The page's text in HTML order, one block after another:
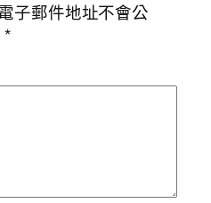
子郵件地址不會公
*